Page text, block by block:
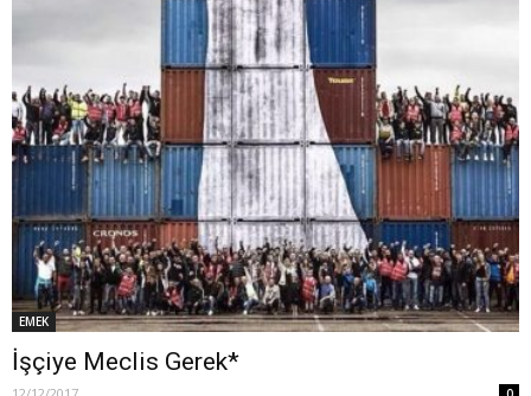
EMEK
İşçiye Meclis Gerek*